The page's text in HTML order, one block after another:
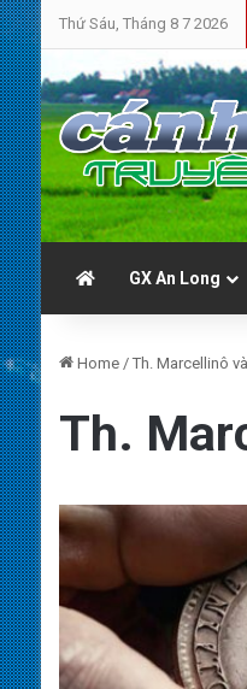
Thứ Sáu, Tháng 8 7 2026
GX An Long
Home / Th. Marcellinô
Th.